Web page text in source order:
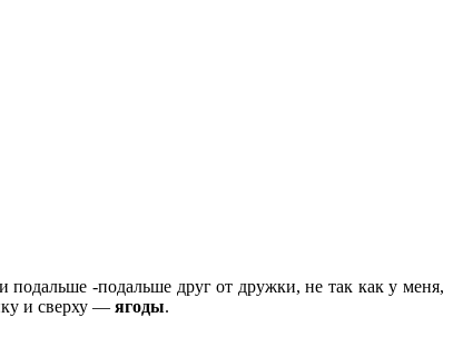
подальше -подальше друг от дружки, не так как у меня,
и сверху — ягоды.